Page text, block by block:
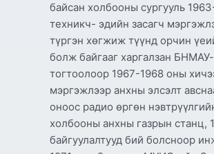
байсан холбооны сургууль
техникч- эдийн засагч
түргэн хөгжиж түүнд орчин
болж байгааг харгалзан
тогтоолоор 1967-1968 оны
мэргэжлээр анхны элсэлт
оноос радио өргөн
холбооны анхны газрын станц,
байгуулалтууд бий болсноор